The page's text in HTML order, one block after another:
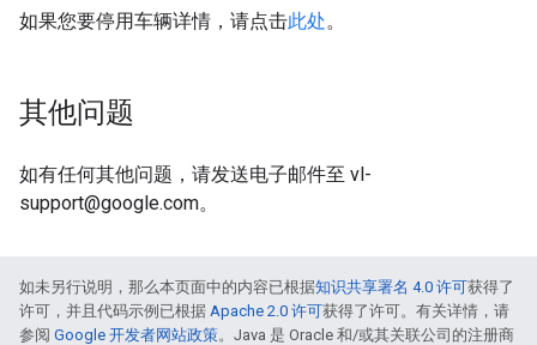
如果您要停用车辆详情，请点击此处。
其他问题
如有任何其他问题，请发送电子邮件至 vl-
support@google.com。
如未另行说明，那么本页面中的内容已根据知识共享署名 4.0 许可获得了
许可，并且代码示例已根据 Apache 2.0 许可获得了许可。有关详情，请
参阅 Google 开发者网站政策。Java 是 Oracle 和/或其关联公司的注册商